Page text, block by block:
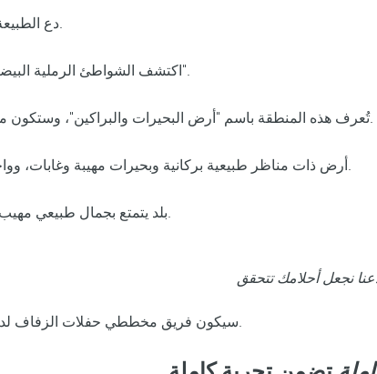
دع الطبيعة تكون جزءًا من حفل زفافك وتملأه بالجمال والألوان.
اكتشف الشواطئ الرملية البيضاء والمناظر الطبيعية الصحراوية في "جزيرة السعادة".
تُعرف هذه المنطقة باسم "أرض البحيرات والبراكين"، وستكون مناظرها الطبيعية الخلابة المكان المثالي لحفل زفافك.
أرض ذات مناظر طبيعية بركانية وبحيرات مهيبة وغابات، وواحدة من أكثر مواقع التراث الماياني الرائعة في العالم.
بلد يتمتع بجمال طبيعي مهيب ومتنوع، مع تراث ماياني غني وعاصمة نابضة بالحياة.
نجعل أحلامك تتحقق
سيكون فريق مخططي حفلات الزفاف لدينا سعيدًا بمساعدتك في تخطيط حفل زفاف لا ينسى.